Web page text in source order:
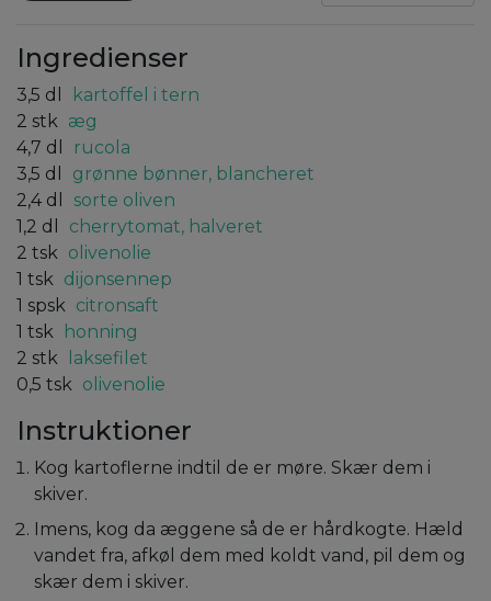
Ingredienser
3,5 dl
kartoffel i tern
2 stk æg
4,7 dl
rucola
3,5 dl
grønne bønner, blancheret
2,4 dl
sorte oliven
1,2 dl
cherrytomat, halveret
2 tsk olivenolie
1 tsk dijonsennep
1 spsk citronsaft
1 tsk
honning
2 stk
laksefilet
0,5 tsk olivenolie
Instruktioner
Kog kartoflerne indtil de er møre. Skær dem i
skiver.
Imens, kog da æggene så de er hårdkogte. Hæld
vandet fra, afkøl dem med koldt vand, pil dem og
skær dem i skiver.